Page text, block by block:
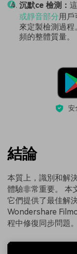
沉默ce 檢測：
或靜音部分用戶
來定製檢測過
頻的整體質量。
安
結論
本質上，識別和解
體驗非常重要。 本
它們提供了最佳解
Wondershare
程中修復同步問題。